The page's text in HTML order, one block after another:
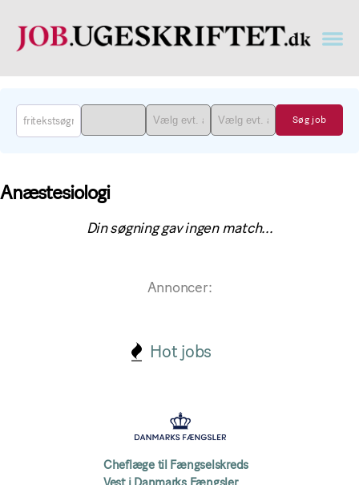
job
på
job.ugeskriftet.dk
Anæstesiologi
Din søgning gav ingen match...
Annoncer:
Hot jobs
Cheflæge til Fængselskreds